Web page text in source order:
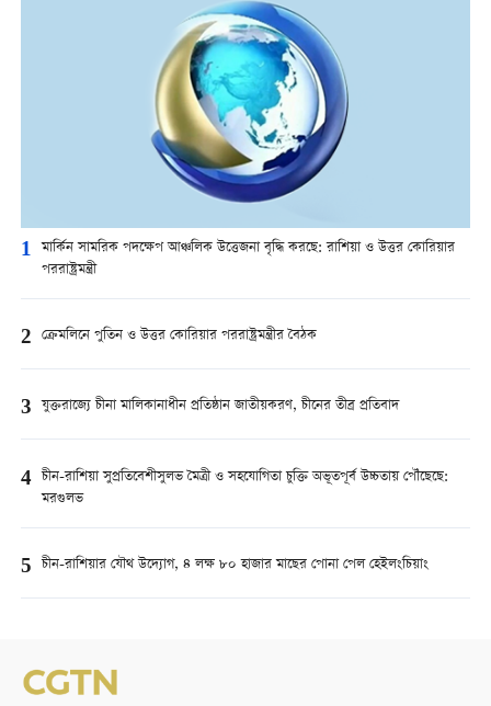
1 মার্কিন সামরিক পদক্ষেপ আঞ্চলিক উত্তেজনা বৃদ্ধি করছে: রাশিয়া ও উত্তর কোরিয়ার
পররাষ্ট্রমন্ত্রী
2 ক্রেমলিনে পুতিন ও উত্তর কোরিয়ার পররাষ্ট্রমন্ত্রীর বৈঠক
3 যুক্তরাজ্যে চীনা মালিকানাধীন প্রতিষ্ঠান জাতীয়করণ, চীনের তীব্র প্রতিবাদ
4 চীন-রাশিয়া সুপ্রতিবেশীসুলভ মৈত্রী ও সহযোগিতা চুক্তি অভূতপূর্ব উচ্চতায় পৌঁছেছে:
মরগুলভ
5 চীন-রাশিয়ার যৌথ উদ্যোগ, ৪ লক্ষ ৮০ হাজার মাছের পোনা পেল হেইলংচিয়াং